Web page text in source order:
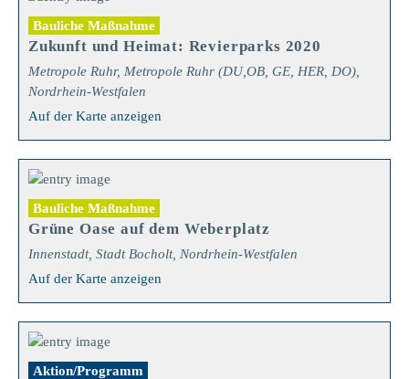
Bauliche Maßnahme
Zukunft und Heimat: Revierparks 2020
Metropole Ruhr, Metropole Ruhr (DU,OB, GE, HER, DO),
Nordrhein-Westfalen
Auf der Karte anzeigen
Bauliche Maßnahme
Grüne Oase auf dem Weberplatz
Innenstadt, Stadt Bocholt, Nordrhein-Westfalen
Auf der Karte anzeigen
Aktion/Programm